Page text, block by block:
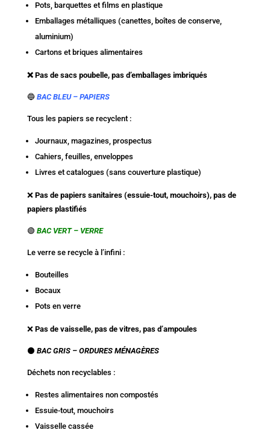
Pots, barquettes et films en plastique
Emballages métalliques (canettes, boîtes de conserve,
aluminium)
Cartons et briques alimentaires
❌ Pas de sacs poubelle, pas d’emballages imbriqués
🔵 BAC BLEU – PAPIERS
Tous les papiers se recyclent :
Journaux, magazines, prospectus
Cahiers, feuilles, enveloppes
Livres et catalogues (sans couverture plastique)
❌Pas de papiers sanitaires (essuie-tout, mouchoirs), pas de
papiers plastifiés
🟢 BAC VERT – VERRE
Le verre se recycle à l’infini :
Bouteilles
Bocaux
Pots en verre
❌ Pas de vaisselle, pas de vitres, pas d’ampoules
⚫ BAC GRIS – ORDURES MÉNAGÈRES
Déchets non recyclables :
Restes alimentaires non compostés
Essuie-tout, mouchoirs
Vaisselle cassée